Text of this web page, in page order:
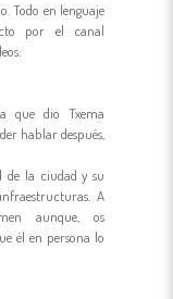
Todo en lenguaje
por el canal
que dio Txema
hablar después,
de la ciudad y su
A
aunque, os
él en persona lo